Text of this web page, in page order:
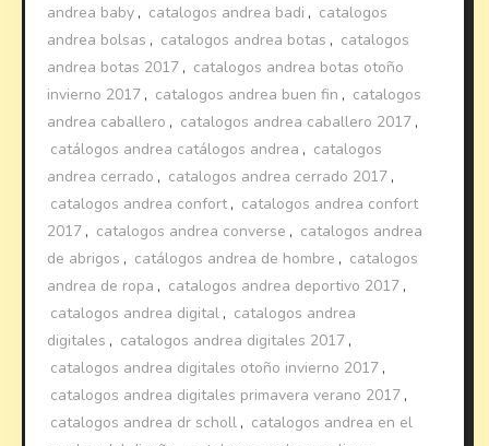
andrea baby , catalogos andrea badi , catalogos
andrea bolsas , catalogos andrea botas , catalogos
andrea botas 2017 , catalogos andrea botas otoño
invierno 2017 , catalogos andrea buen fin , catalogos
andrea caballero , catalogos andrea caballero 2017 ,
catálogos andrea catálogos andrea , catalogos
andrea cerrado , catalogos andrea cerrado 2017 ,
catalogos andrea confort, catalogos andrea confort
2017 , catalogos andrea converse , catalogos andrea
de abrigos , catálogos andrea de hombre , catalogos
andrea de ropa , catalogos andrea deportivo 2017 ,
catalogos andrea digital , catalogos andrea
digitales , catalogos andrea digitales 2017 ,
catalogos andrea digitales otoño invierno 2017 ,
catalogos andrea digitales primavera verano 2017 ,
catalogos andrea dr scholl , catalogos andrea en el